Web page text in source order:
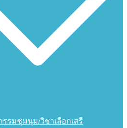
รรมชุมนุม/วิชาเลือกเสรี